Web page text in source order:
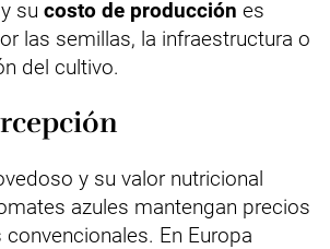
su costo de producción es
las semillas, la infraestructura o
del cultivo.
y su valor nutricional
azules mantengan precios
En Europa